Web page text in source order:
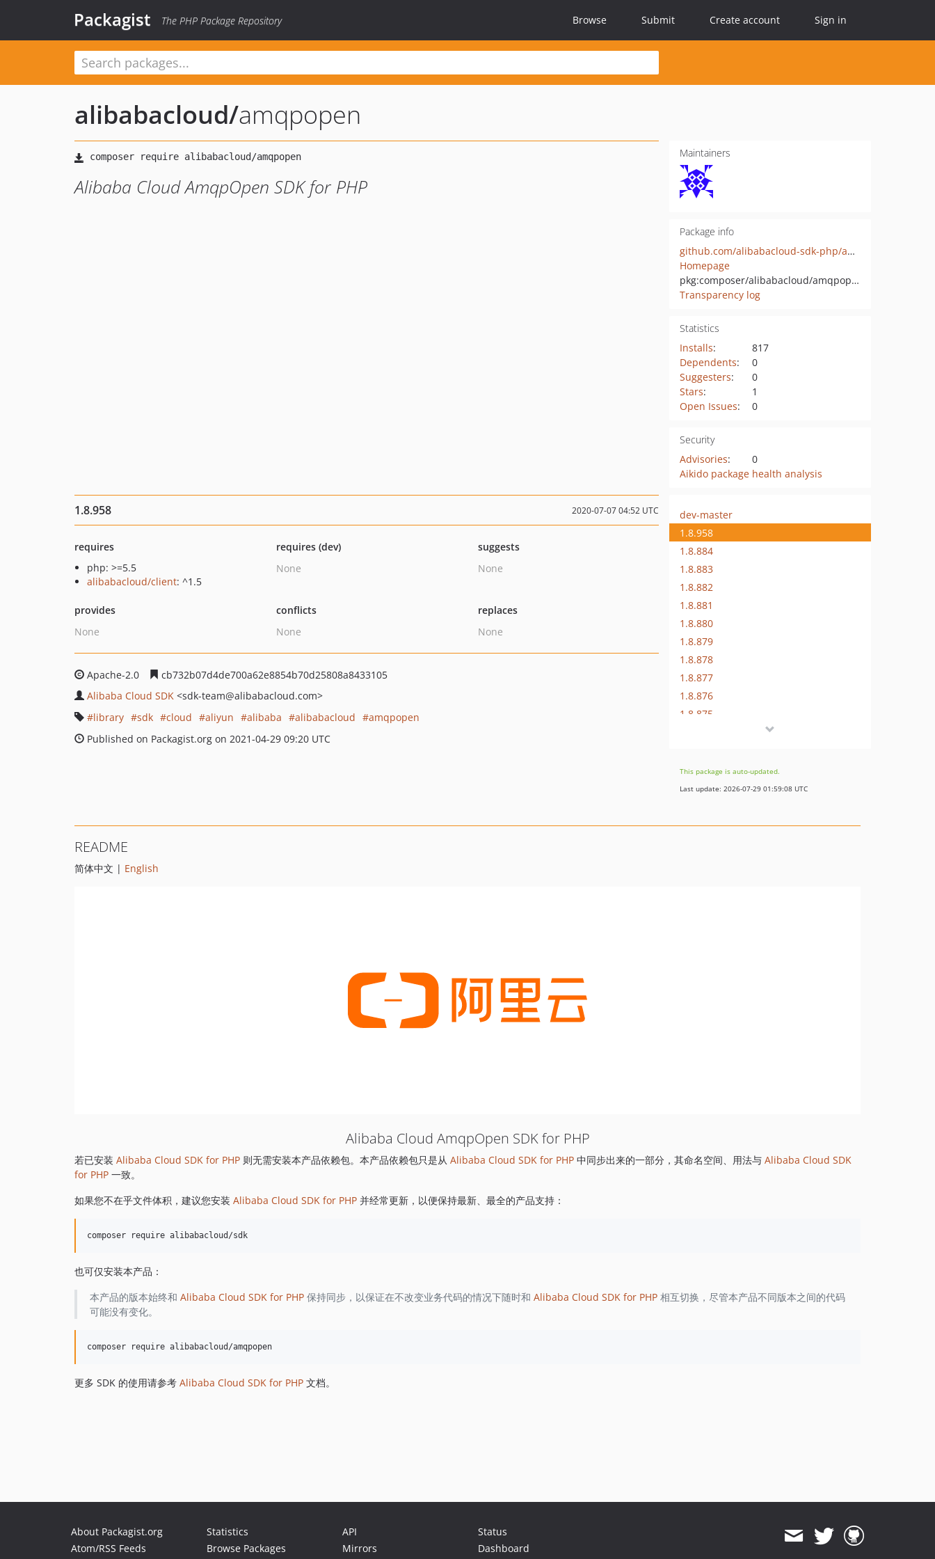
Packagist The PHP Package Repository Browse Submit Create account Sign in
alibabacloud/amqpopen
Alibaba Cloud AmqpOpen SDK for PHP
Maintainers
Package info
github.com/alibabacloud-sdk-php/amqpopen
Homepage
pkg:composer/alibabacloud/amqpopen
Transparency log
Statistics
Installs:
817
Dependents:
0
Suggesters:
0
Stars:
1
Open Issues: 0
Security
Advisories:
0
Aikido package health analysis
1.8.958 2020-07-07 04:52 UTC
requires
php: >=5.5
alibabacloud/client: ^1.5
requires (dev)
None
suggests
None
provides
None
conflicts
None
replaces
None
Apache-2.0
cb732b07d4de700a62e8854b70d25808a8433105
Alibaba Cloud SDK <sdk-team@alibabacloud.com>
library
sdk cloud aliyun alibaba alibabacloud
amqpopen
Published on Packagist.org on 2021-04-29 09:20 UTC
dev-master
1.8.958
1.8.884
1.8.883
1.8.882
1.8.881
1.8.880
1.8.879
1.8.878
1.8.877
1.8.876
1.8.875
1.8.872
1.8.869
1.8.830
1.8.821
This package is auto-updated.
Last update: 2026-07-29 01:59:08 UTC
README
简体中文 | English
Alibaba Cloud AmqpOpen SDK for PHP
若已安装 Alibaba Cloud SDK for PHP 则无需安装本产品依赖包。本产品依赖包只是从 Alibaba Cloud SDK for PHP 中同步出来的一部分，其命名空间、用法与 Alibaba Cloud SDK
for PHP 一致。
如果您不在乎文件体积，建议您安装 Alibaba Cloud SDK for PHP 并经常更新，以便保持最新、最全的产品支持：
也可仅安装本产品：
本产品的版本始终和 Alibaba Cloud SDK for PHP保持同步，以保证在不改变业务代码的情况下随时和 Alibaba Cloud SDK for PHP相互切换，尽管本产品不同版本之间的代码
可能没有变化。
更多 SDK 的使用请参考 Alibaba Cloud SDK for PHP 文档。
About Packagist.org
Atom/RSS Feeds
Statistics
Browse Packages
API
Mirrors
Status
Dashboard